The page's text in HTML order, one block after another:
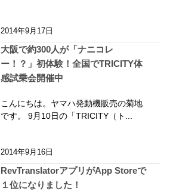
2014年9月17日
大阪で約300人が「ナニコレ
ー！？」初体験！全国でTRICITY体
感試乗会開催中
こんにちは。ヤマハ発動機販売の菊地
です。 9月10日の「TRICITY（ト...
2014年9月16日
RevTranslatorアプリがApp Storeで
１位になりました！